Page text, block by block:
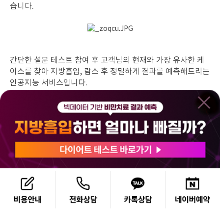
습니다.
간단한 설문 테스트 참여 후 고객님의 현재와 가장 유사한 케
이스를 찾아 지방흡입, 람스 후 정밀하게 결과를 예측해드리는
인공지능 서비스입니다.
- 365mc가 비만치료 하나에 집중하고 있고,
- 수백만 건의 케이스를 보유하고,
- 해당 데이터가 모두 전산화 되어 있기에 가능한 부분이기도
합니다.